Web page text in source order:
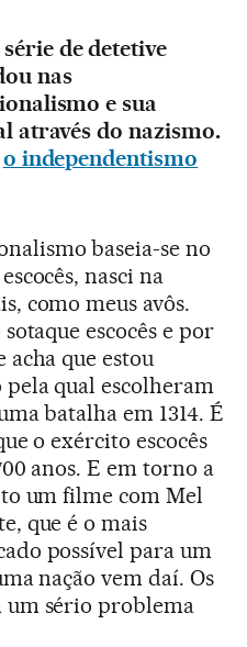
de detetive
nas
e sua
através do nazismo.
o independentismo
baseia-se no
nasci na
como meus avôs.
escocês e por
acha que estou
qual escolheram
batalha em 1314. É
o exército escocês
anos. E em torno a
um filme com Mel
que é o mais
possível para um
nação vem daí. Os
sério problema